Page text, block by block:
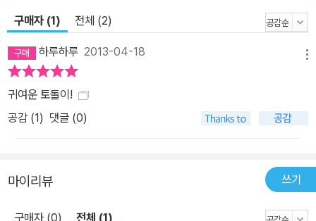
면 “그것도 몰라?”라면서 핀잔을 주기 일쑤고요. 아이의 부모는 처음
에는 아이가 남달리 책을 좋아하고 열심히 읽는 것이 자랑스러웠지
만, 이내 또래 친구들과 어울리지 못하고 책만 읽어 대는 아이가 걱정
스러워졌다고 합니다. 글 작가는 가볍지 않은 주제를 반복되는 간결
한 문장과 유머러스한 반전으로 유쾌하게 그려 냈습니다. “내 친구가
어디 있는지 아니?”라는 토돌이의 물음에 동물들이 “그것도 몰라?
기에 그림 작가 권진희의 선명한 색감과 귀여운 그림은 새침데기 토
돌이의 매력을 더욱 돋보이게 해 줍니다. 토돌이가 해맑게 웃는 표정
이나 눈물이 그렁그렁할 때의 표정은 마치 우리 아이들의 모습을 보
구매자 (1) 전체 (2)
하루하루 2013-04-18
귀여운 토돌이!
공감 (1) 댓글 (0)
마이리뷰 쓰기
구매자 (0) 전체 (1)